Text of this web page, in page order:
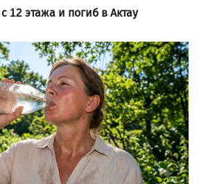
12 этажа и погиб в Актау